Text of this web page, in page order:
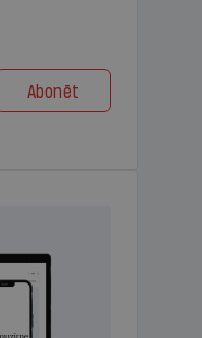
Abonēt